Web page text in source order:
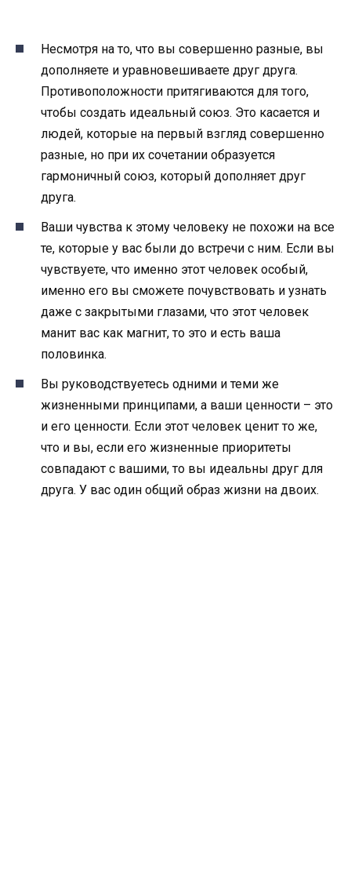
Несмотря на то, что вы совершенно разные, вы
дополняете и уравновешиваете друг друга.
Противоположности притягиваются для того,
чтобы создать идеальный союз. Это касается и
людей, которые на первый взгляд совершенно
разные, но при их сочетании образуется
гармоничный союз, который дополняет друг
друга.
Ваши чувства к этому человеку не похожи на все
те, которые у вас были до встречи с ним. Если вы
чувствуете, что именно этот человек особый,
именно его вы сможете почувствовать и узнать
даже с закрытыми глазами, что этот человек
манит вас как магнит, то это и есть ваша
половинка.
Вы руководствуетесь одними и теми же
жизненными принципами, а ваши ценности – это
и его ценности. Если этот человек ценит то же,
что и вы, если его жизненные приоритеты
совпадают с вашими, то вы идеальны друг для
друга. У вас один общий образ жизни на двоих.